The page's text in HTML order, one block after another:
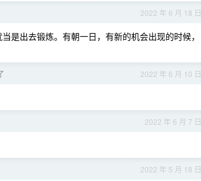
2022 年 6 月 18 日
是出去锻炼。有朝一日，有新的机会出现的时候，
2022 年 6 月 10 日
2022 年 6 月 7 日
2022 年 5 月 18 日